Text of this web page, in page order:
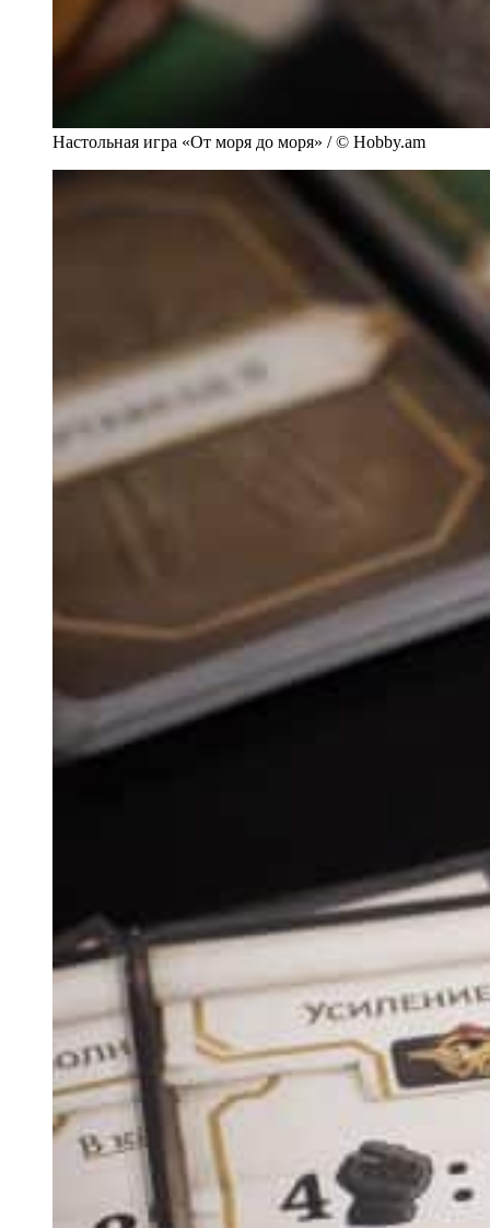
Настольная игра «От моря до моря» / © Hobby.am